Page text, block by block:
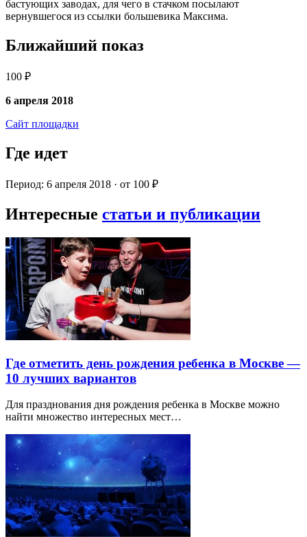
бастующих заводах, для чего в стачком посылают
вернувшегося из ссылки большевика Максима.
Ближайший показ
100 ₽
6 апреля 2018
Сайт площадки
Где идет
Период: 6 апреля 2018 · от 100 ₽
Интересные статьи и публикации
Где отметить день рождения ребенка в Москве —
10 лучших вариантов
Для празднования дня рождения ребенка в Москве можно
найти множество интересных мест…